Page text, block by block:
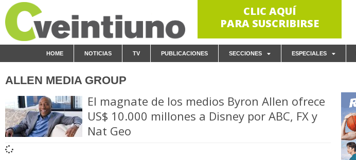
CLIC AQUÍ
PARA SUSCRIBIRSE
HOME NOTICIAS TV PUBLICACIONES SECCIONES ESPECIALES
ALLEN MEDIA GROUP
El magnate de los medios Byron Allen ofrece
US$ 10.000 millones a Disney por ABC, FX y
Nat Geo